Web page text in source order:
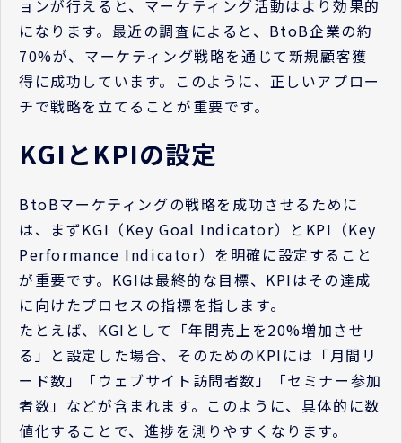
ョンが行えると、マーケティング活動はより効果的
になります。最近の調査によると、BtoB企業の約
70%が、マーケティング戦略を通じて新規顧客獲
得に成功しています。このように、正しいアプロー
チで戦略を立てることが重要です。
KGIとKPIの設定
BtoBマーケティングの戦略を成功させるために
は、まずKGI（Key Goal Indicator）とKPI（Key
Performance Indicator）を明確に設定すること
が重要です。KGIは最終的な目標、KPIはその達成
に向けたプロセスの指標を指します。
たとえば、KGIとして「年間売上を20%増加させ
る」と設定した場合、そのためのKPIには「月間リ
ード数」「ウェブサイト訪問者数」「セミナー参加
者数」などが含まれます。このように、具体的に数
値化することで、進捗を測りやすくなります。